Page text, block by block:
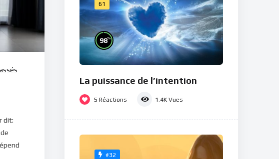
dit:
61
98%
La puissance de l’intention
5 Réactions 1.4K Vues
#32